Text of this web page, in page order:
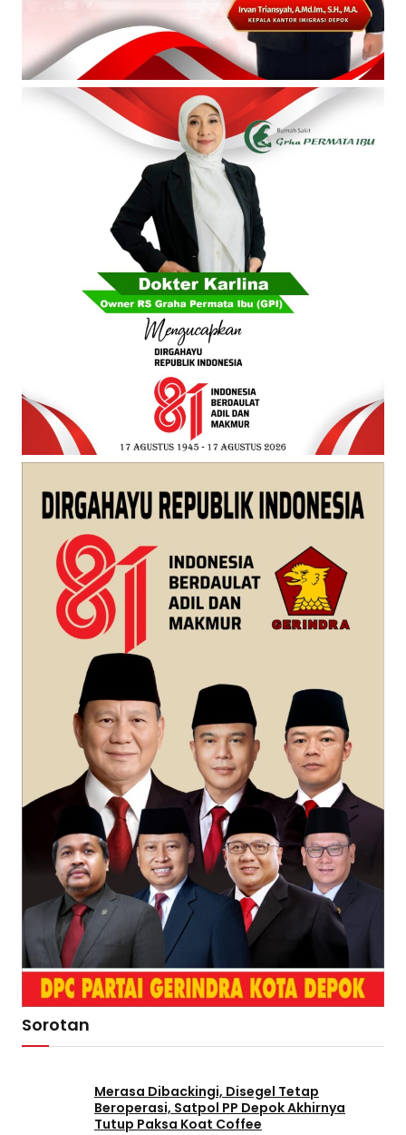
Sorotan
Merasa Dibackingi, Disegel Tetap
Beroperasi, Satpol PP Depok Akhirnya
Tutup Paksa Koat Coffee